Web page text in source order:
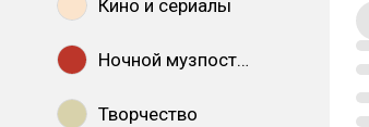
Кино и сериалы
Ночной музпостинг
Творчество